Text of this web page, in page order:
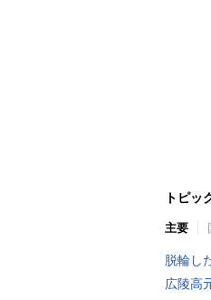
トピッ
主要
脱輪し
広陵高